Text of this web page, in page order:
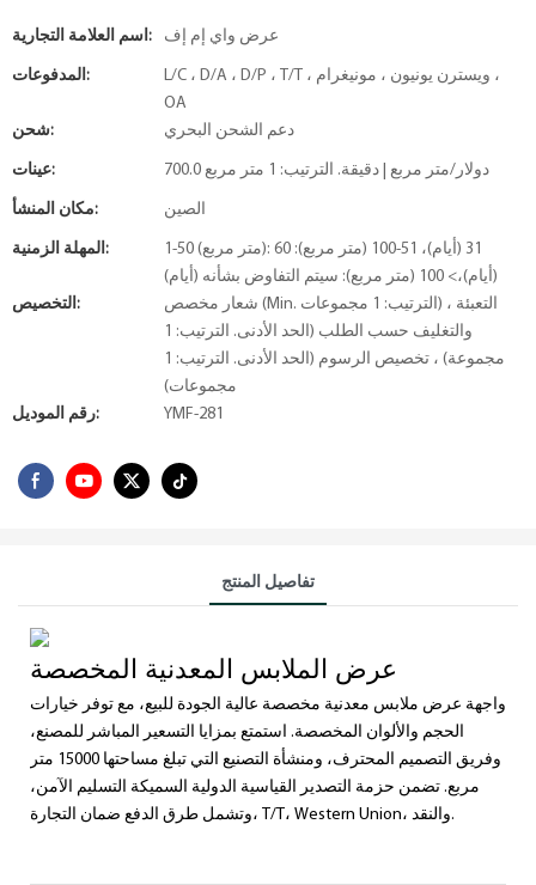
اسم العلامة التجارية: عرض واي إم إف
المدفوعات:
L/C ، D/A ، D/P ، T/T ، ويسترن يونيون ، مونيغرام ،
OA
شحن:
دعم الشحن البحري
عينات: 700.0 دولار/متر مربع | دقيقة. الترتيب: 1 متر مربع
مكان المنشأ: الصين
المهلة الزمنية:
1-50 (متر مربع): 31 (أيام)، 51-100 (متر مربع): 60
(أيام)،> 100 (متر مربع): سيتم التفاوض بشأنه (أيام)
التخصيص:
شعار مخصص (Min. الترتيب: 1 مجموعات) ، التعبئة
والتغليف حسب الطلب (الحد الأدنى. الترتيب: 1
مجموعة) ، تخصيص الرسوم (الحد الأدنى. الترتيب: 1
مجموعات)
رقم الموديل:
YMF-281
تفاصيل المنتج
واجهة عرض ملابس معدنية مخصصة عالية الجودة للبيع، مع توفر خيارات
الحجم والألوان المخصصة. استمتع بمزايا التسعير المباشر للمصنع،
وفريق التصميم المحترف، ومنشأة التصنيع التي تبلغ مساحتها 15000 متر
مربع. تضمن حزمة التصدير القياسية الدولية السميكة التسليم الآمن،
وتشمل طرق الدفع ضمان التجارة، T/T، Western Union، والنقد.